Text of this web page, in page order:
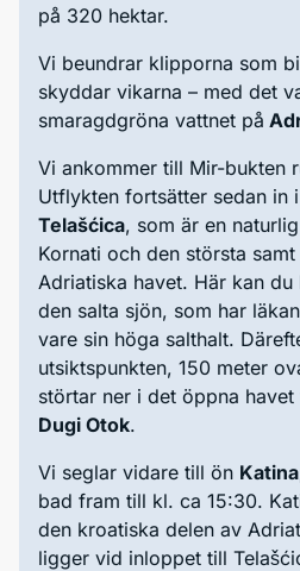
på 320 hektar.
Vi beundrar klipporna som
skyddar vikarna – med det
smaragdgröna vattnet på
Vi ankommer till Mir-bukten
Utflykten fortsätter sedan in
Telašćica, som är en
Kornati och den största
Adriatiska havet. Här kan
den salta sjön, som har
vare sin höga salthalt.
utsiktspunkten, 150 meter
störtar ner i det öppna
Dugi Otok.
Vi seglar vidare till ön Katina
bad fram till kl. ca 15:30.
den kroatiska delen av
ligger vid inloppet till